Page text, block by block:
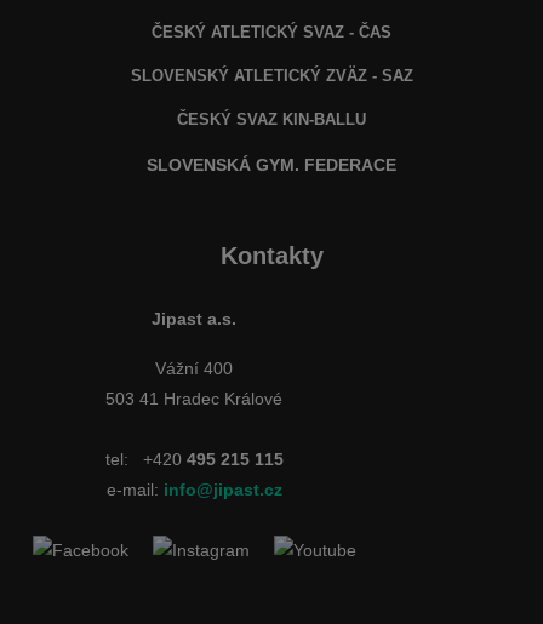
ČESKÝ ATLETICKÝ SVAZ - ČAS
SLOVENSKÝ ATLETICKÝ ZVÄZ- SAZ
ČESKÝ SVAZ KIN-BALLU
SLOVENSKÁ GYM. FEDERACE
Kontakty
Jipast a.s.
Vážní 400
503 41 Hradec Králové
tel: +420 495 215 115
e-mail: info@jipast.cz